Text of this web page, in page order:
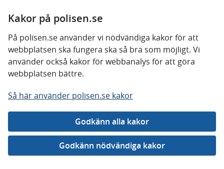
Kakor på polisen.se
På polisen.se använder vi nödvändiga kakor för att
webbplatsen ska fungera ska så bra som möjligt. Vi
använder också kakor för webbanalys för att göra
webbplatsen bättre.
Så här använder polisen.se kakor